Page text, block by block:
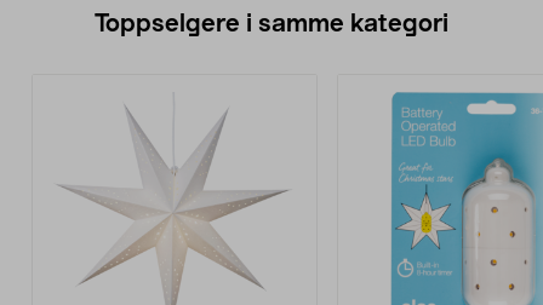
Toppselgere i samme kategori